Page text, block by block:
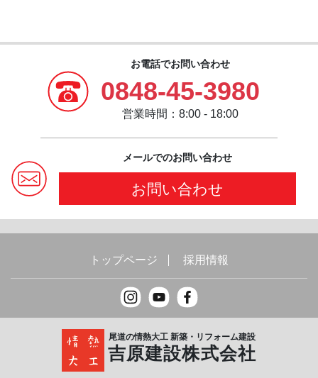
お電話でお問い合わせ
0848-45-3980
営業時間：8:00 - 18:00
メールでのお問い合わせ
お問い合わせ
トップページ 採用情報
尾道の情熱大工 新築・リフォーム建設
吉原建設株式会社